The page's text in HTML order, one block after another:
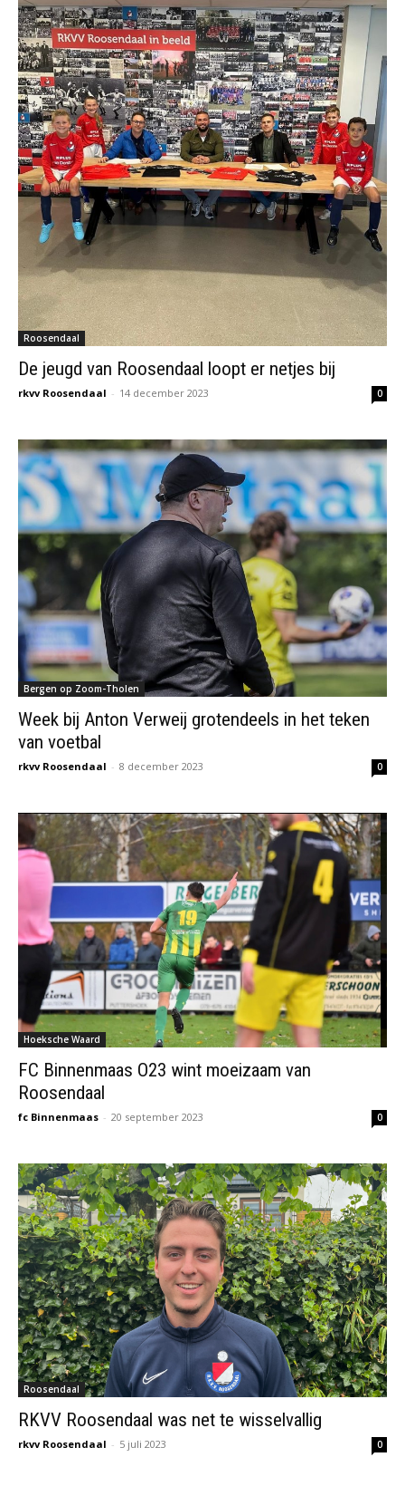
Roosendaal
De jeugd van Roosendaal loopt er netjes bij
rkvv Roosendaal - 14 december 2023 0
Bergen op Zoom-Tholen
Week bij Anton Verweij grotendeels in het teken
van voetbal
rkvv Roosendaal - 8 december 2023 0
Hoeksche Waard
FC Binnenmaas O23 wint moeizaam van
Roosendaal
fc Binnenmaas - 20 september 2023 0
Roosendaal
RKVV Roosendaal was net te wisselvallig
rkvv Roosendaal - 5 juli 2023 0